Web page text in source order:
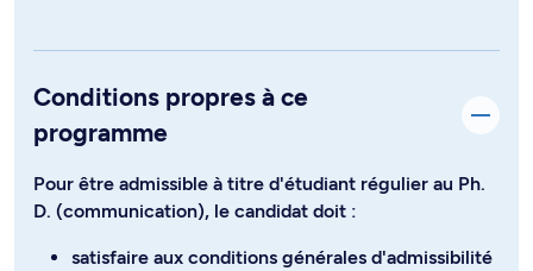
Conditions propres à ce
programme
Pour être admissible à titre d'étudiant régulier au Ph.
D. (communication), le candidat doit :
satisfaire aux conditions générales d'admissibilité